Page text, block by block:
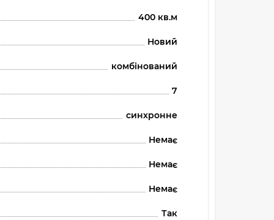
400 кв.м
Новий
комбінований
7
синхронне
Немає
Немає
Немає
Так